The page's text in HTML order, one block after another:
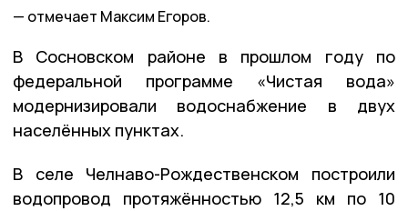
отмечает Максим Егоров.
В Сосновском районе в прошлом году по
федеральной программе «Чистая вода»
модернизировали водоснабжение в двух
населённых пунктах.
В селе Челнаво-Рождественском построили
водопровод протяжённостью 12,5 км по 10